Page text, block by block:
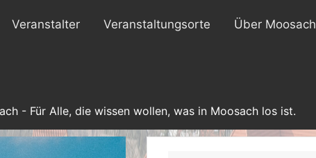
Veranstalter Veranstaltungsorte Über Moosach
- Für Alle, die wissen wollen, was in Moosach los ist.